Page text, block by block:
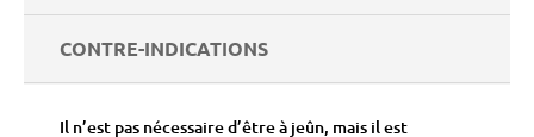
CONTRE-INDICATIONS
Il n’est pas nécessaire d’être à jeûn, mais il est